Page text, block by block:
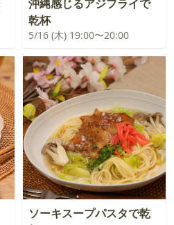
沖縄感じるアジフライで
乾杯
5/16 (木) 19:00〜20:00
ソーキスープパスタで乾